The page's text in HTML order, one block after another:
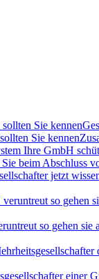
Ihre GmbH
beim Abschluss
so gehen